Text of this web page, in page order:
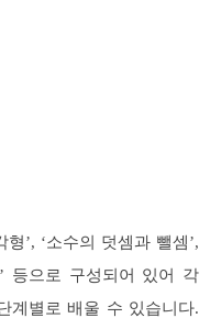
’, ‘소수의 덧셈과 뺄셈’,
’ 등으로 구성되어 있어 각
계별로 배울 수 있습니다.